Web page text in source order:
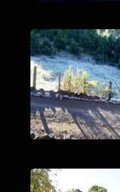
trending_flat